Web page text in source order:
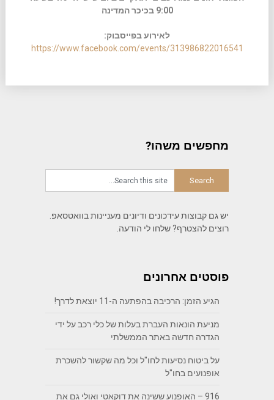
9:00 בכיכר המדינה
לאירוע בפייסבוק:
https://www.facebook.com/events/313986822016541
מחפשים משהו?
יש גם קבוצות עידכונים ודיונים מעניינות בוואטסאפ.
רוצים להצטרף? שלחו לי הודעה.
פוסטים אחרונים
הגיע הזמן: הרכיבה בהפתעה ה-11 יוצאת לדרך!
מניעת הונאות העברת בעלות של כלי רכב על ידי
הגדרה חדשה באתר הממשלתי
על ביטוח נסיעות לחו"ל וכל מה שקשור להשכרת
אופנועים בחו"ל
916 – האופנוע ששינה את דוקאטי ואולי גם את